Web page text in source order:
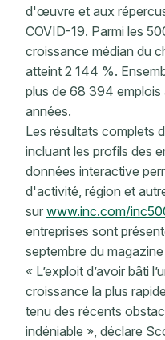
d'œuvre et aux
COVID-19. Parmi les
croissance médian du
atteint 2 144 %.
plus de 68 394 emplois
années.
Les résultats complets
incluant les profils des
données interactive
d'activité, région et
sur www.inc.com/
entreprises sont
septembre du magazine
« L’exploit d’avoir bâti
croissance la plus
tenu des récents
indéniable », déclare